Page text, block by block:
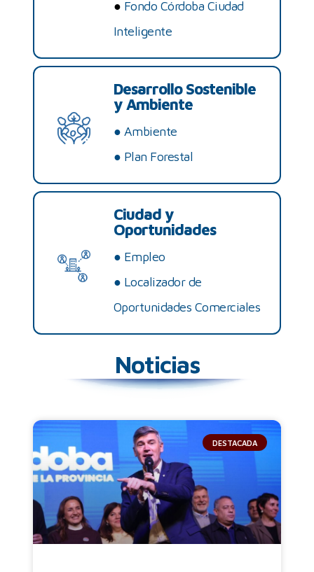
● Fondo Córdoba Ciudad
Inteligente
Desarrollo Sostenible
y Ambiente
● Ambiente
● Plan Forestal
Ciudad y
Oportunidades
● Empleo
● Localizador de
Oportunidades Comerciales
Noticias
DESTACADA